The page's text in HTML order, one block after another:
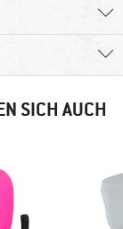
SICH AUCH